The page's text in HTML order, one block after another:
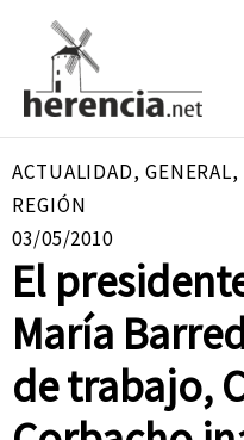
contenido
ACTUALIDAD, GENERAL,
REGIÓN
03/05/2010
El
María
de trabajo,